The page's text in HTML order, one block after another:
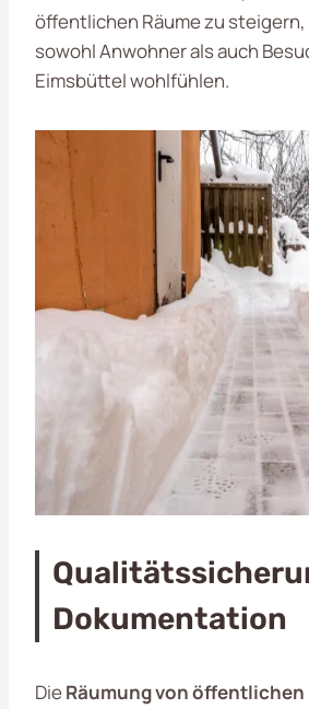
öffentlichen Räume zu
sowohl Anwohner als auch
Eimsbüttel wohlfühlen.
Dokumentation
DieRäumung von öffentlichen